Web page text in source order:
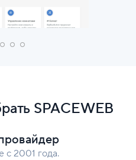
SPACEWEB
с 2001 года.